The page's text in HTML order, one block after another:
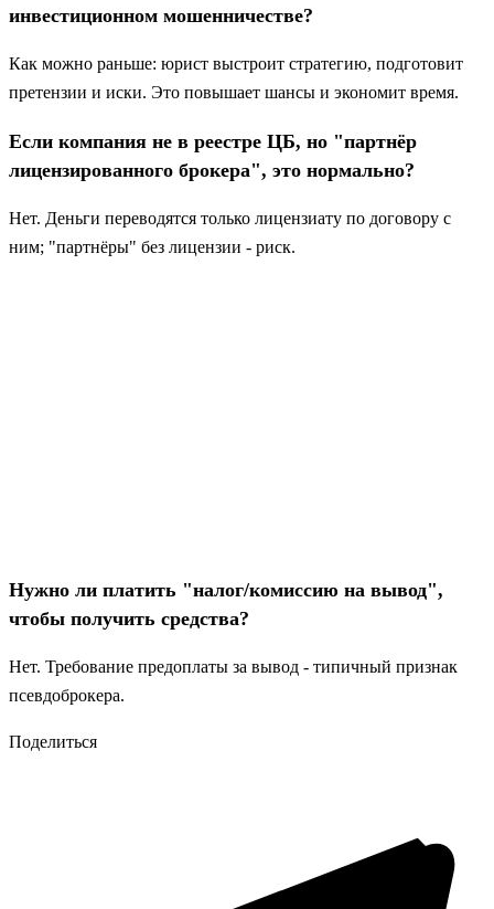
инвестиционном мошенничестве?
Как можно раньше: юрист выстроит стратегию, подготовит
претензии и иски. Это повышает шансы и экономит время.
Если компания не в реестре ЦБ, но "партнёр
лицензированного брокера", это нормально?
Нет. Деньги переводятся только лицензиату по договору с
ним; "партнёры" без лицензии - риск.
Нужно ли платить "налог/комиссию на вывод",
чтобы получить средства?
Нет. Требование предоплаты за вывод - типичный признак
псевдоброкера.
Поделиться